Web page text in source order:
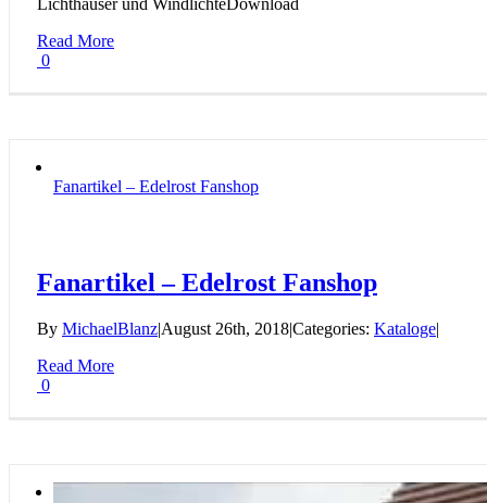
Lichthäuser und WindlichteDownload
Read More
0
Fanartikel – Edelrost Fanshop
Fanartikel – Edelrost Fanshop
By MichaelBlanz|August 26th, 2018|Categories: Kataloge|
Read More
0